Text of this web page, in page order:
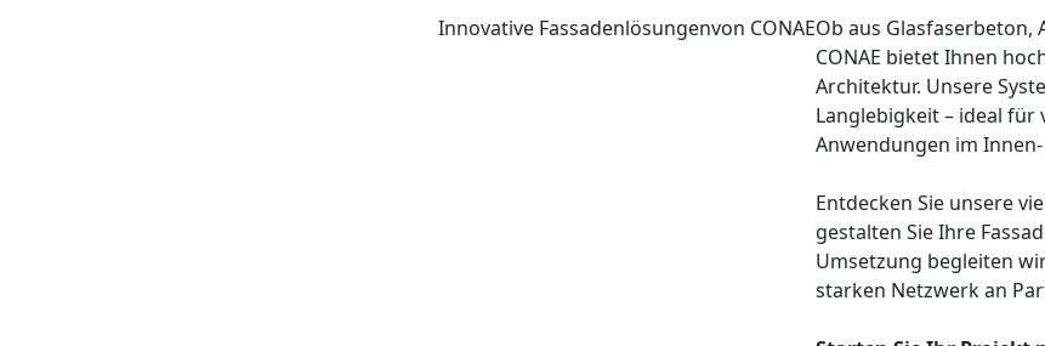
Innovative Fassadenlösungenvon CONAEOb aus
CONAE bietet Ihnen
Architektur. Unsere
Langlebigkeit – ideal
Anwendungen im
Entdecken Sie unsere
gestalten Sie Ihre
Umsetzung begleiten
starken Netzwerk an